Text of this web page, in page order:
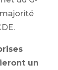
un